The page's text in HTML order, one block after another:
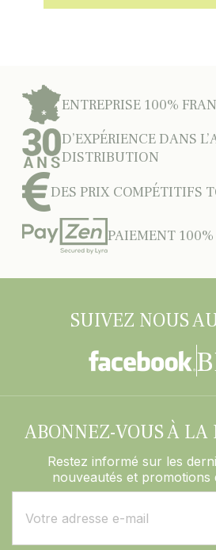
ENTREPRISE 100%
D’EXPÉRIENCE DANS
DISTRIBUTION
DES PRIX COMPÉTITIFS
PAIEMENT 100%
SUIVEZ NOUS
ABONNEZ-VOUS À LA
Restez informé sur les
nouveautés et promotions